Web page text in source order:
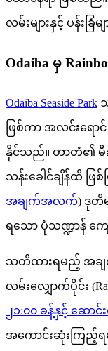
လမ်းများနှင့် ပန်းခ
Odaiba မှ
Odaiba Seaside Park
ဖြစ်ကာ အလင်းရော
နိုင်သည်။ တာတံ၏ မီး
သန်းခေါင်ချိန်ထိ ဖြစ်ပ
အချက်အလက်) ဒုတိ
ရသော ပုံသဏ္ဍာန် ကျ
သတိထားရမည့် အခ
လမ်းလျှောက်ပိုင်း
၂၁:၀၀ ခန့်နှင့် ဆော
အကောင်းဆုံးကြည့်ရ